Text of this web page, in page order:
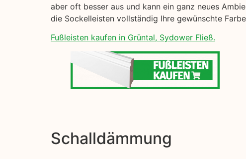
aber oft besser aus und kann ein ganz neues
die Sockelleisten vollständig Ihre gewünschte
Fußleisten kaufen in Grüntal, Sydower Fließ.
Schalldämmung